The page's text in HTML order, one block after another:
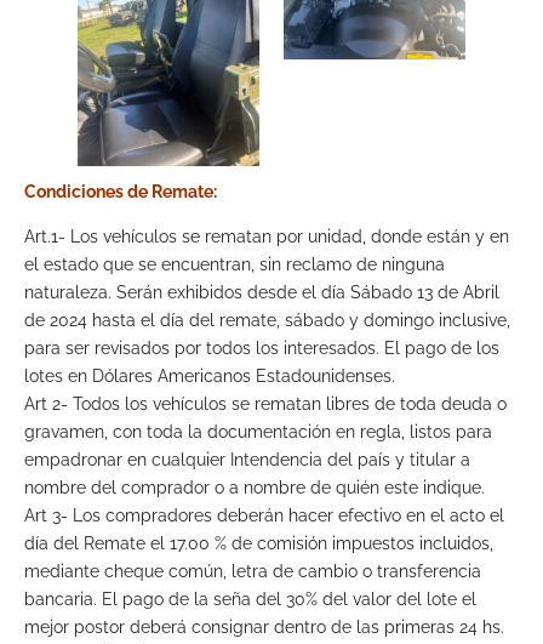
Condiciones de Remate:
Art.1- Los vehículos se rematan por unidad, donde están y en
el estado que se encuentran, sin reclamo de ninguna
naturaleza. Serán exhibidos desde el día Sábado 13 de Abril
de 2024 hasta el día del remate, sábado y domingo inclusive,
para ser revisados por todos los interesados. El pago de los
lotes en Dólares Americanos Estadounidenses.
Art 2- Todos los vehículos se rematan libres de toda deuda o
gravamen, con toda la documentación en regla, listos para
empadronar en cualquier Intendencia del país y titular a
nombre del comprador o a nombre de quién este indique.
Art 3- Los compradores deberán hacer efectivo en el acto el
día del Remate el 17.00 % de comisión impuestos incluidos,
mediante cheque común, letra de cambio o transferencia
bancaria. El pago de la seña del 30% del valor del lote el
mejor postor deberá consignar dentro de las primeras 24 hs.